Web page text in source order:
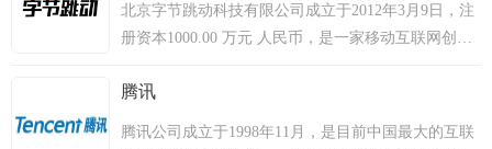
北京字节跳动科技有限公司成立于2012年3月9日，注
册资本1000.00 万元 人民币，是一家移动互联网创业
化信息推荐引擎，自2012年8月份上线以来，已经累
计用户9000万以上，成为增长最快的资讯类客户端，
腾讯
腾讯公司成立于1998年11月，是目前中国最大的互联